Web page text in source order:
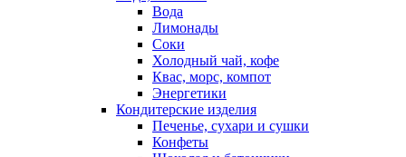
Вода
Лимонады
Соки
Холодный чай, кофе
Квас, морс, компот
Энергетики
Кондитерские изделия
Печенье, сухари и сушки
Конфеты